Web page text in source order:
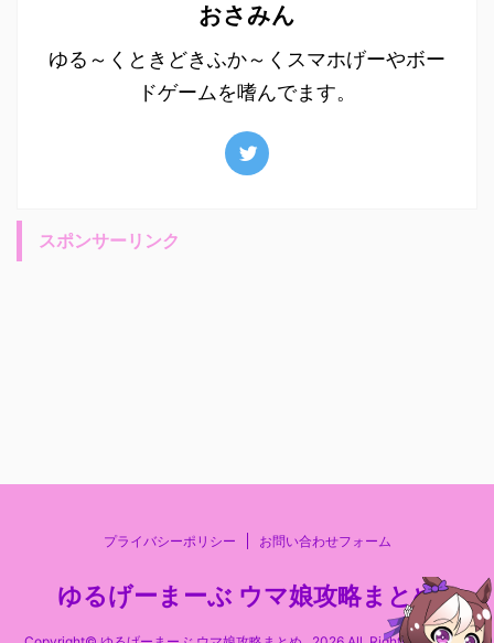
おさみん
ゆる～くときどきふか～くスマホげーやボー
ドゲームを嗜んでます。
スポンサーリンク
プライバシーポリシー お問い合わせフォーム
ゆるげーまーぶ ウマ娘攻略まとめ